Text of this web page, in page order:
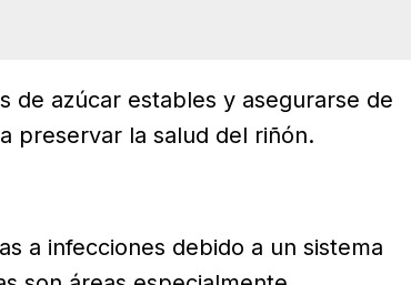
de azúcar estables y asegurarse de
preservar la salud del riñón.
a infecciones debido a un sistema